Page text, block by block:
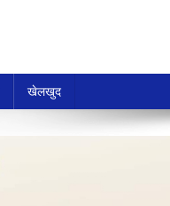
खेलखुद